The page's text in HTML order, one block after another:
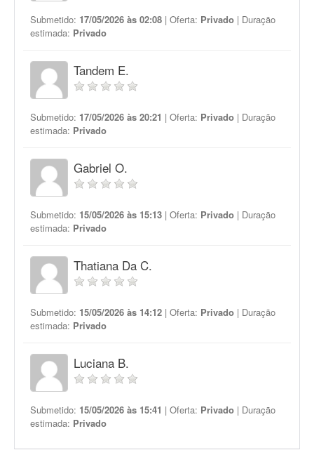
Submetido: 17/05/2026 às 02:08 | Oferta: Privado | Duração
estimada: Privado
Tandem E.
Submetido: 17/05/2026 às 20:21 | Oferta: Privado | Duração
estimada: Privado
Gabriel O.
Submetido: 15/05/2026 às 15:13 | Oferta: Privado | Duração
estimada: Privado
Thatiana Da C.
Submetido: 15/05/2026 às 14:12 | Oferta: Privado | Duração
estimada: Privado
Luciana B.
Submetido: 15/05/2026 às 15:41 | Oferta: Privado | Duração
estimada: Privado